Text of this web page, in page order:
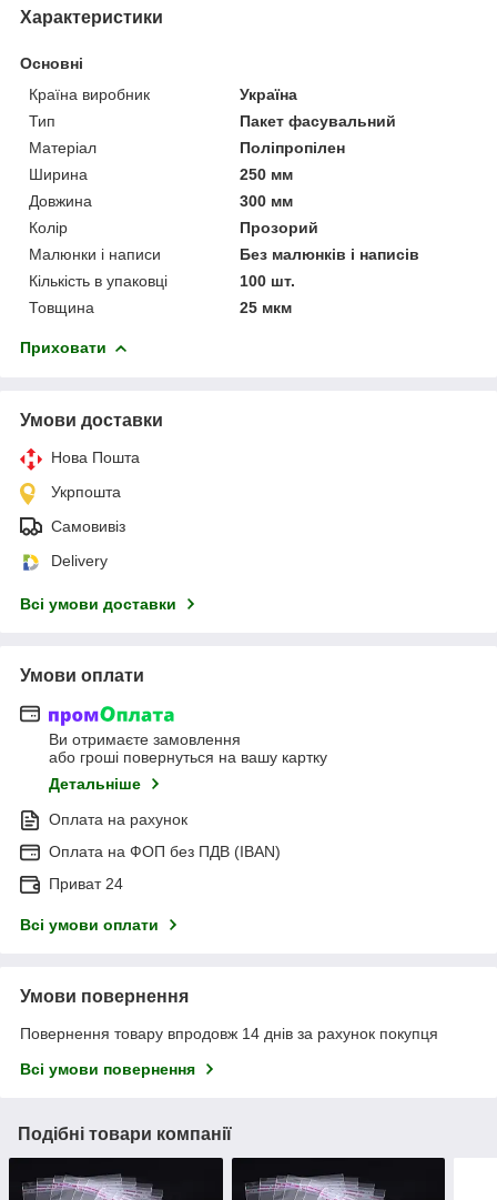
Характеристики
Основні
Країна виробник
Україна
Тип
Пакет фасувальний
Матеріал
Поліпропілен
Ширина
250 мм
Довжина
300 мм
Колір
Прозорий
Малюнки і написи
Без малюнків і написів
Кількість в упаковці
100 шт.
Товщина
25 мкм
Приховати
Умови доставки
Нова Пошта
Укрпошта
Самовивіз
Delivery
Всі умови доставки
Умови оплати
Ви отримаєте замовлення
або гроші повернуться на вашу картку
Детальніше
Оплата на рахунок
Оплата на ФОП без ПДВ (IBAN)
Приват 24
Всі умови оплати
Умови повернення
Повернення товару впродовж 14 днів за рахунок покупця
Всі умови повернення
Подібні товари компанії